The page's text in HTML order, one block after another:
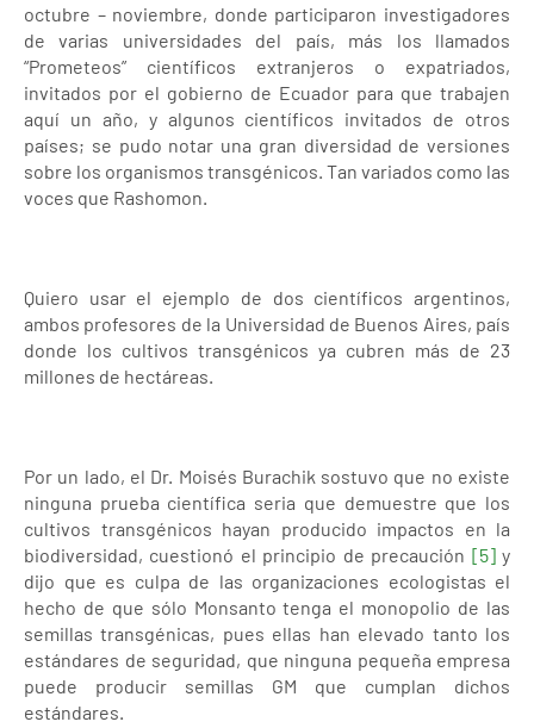
octubre – noviembre, donde participaron investigadores
de varias universidades del país, más los llamados
“Prometeos” científicos extranjeros o expatriados,
invitados por el gobierno de Ecuador para que trabajen
aquí un año, y algunos científicos invitados de otros
países; se pudo notar una gran diversidad de versiones
sobre los organismos transgénicos. Tan variados como las
voces que Rashomon.
Quiero usar el ejemplo de dos científicos argentinos,
ambos profesores de la Universidad de Buenos Aires, país
donde los cultivos transgénicos ya cubren más de 23
millones de hectáreas.
Por un lado, el Dr. Moisés Burachik sostuvo que no existe
ninguna prueba científica seria que demuestre que los
cultivos transgénicos hayan producido impactos en la
biodiversidad, cuestionó el principio de precaución [5]y
dijo que es culpa de las organizaciones ecologistas el
hecho de que sólo Monsanto tenga el monopolio de las
semillas transgénicas, pues ellas han elevado tanto los
estándares de seguridad, que ninguna pequeña empresa
puede producir semillas GM que cumplan dichos
estándares.